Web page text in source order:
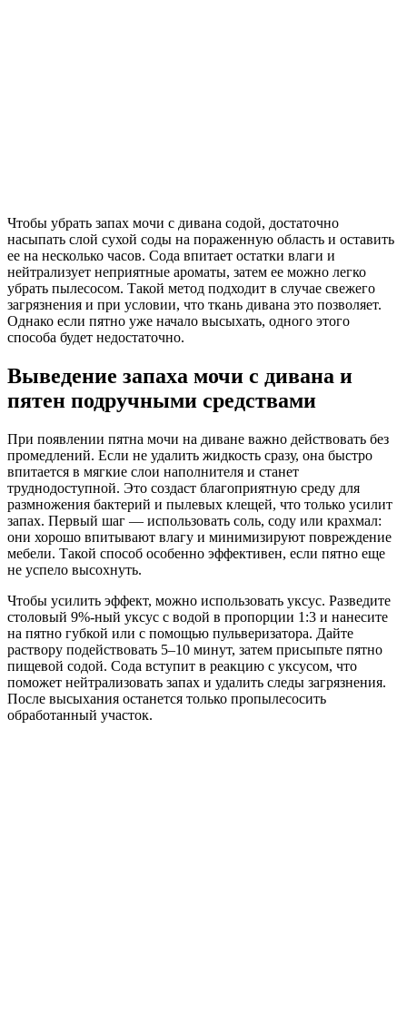
Чтобы убрать запах мочи с дивана содой, достаточно
насыпать слой сухой соды на пораженную область и оставить
ее на несколько часов. Сода впитает остатки влаги и
нейтрализует неприятные ароматы, затем ее можно легко
убрать пылесосом. Такой метод подходит в случае свежего
загрязнения и при условии, что ткань дивана это позволяет.
Однако если пятно уже начало высыхать, одного этого
способа будет недостаточно.
Выведение запаха мочи с дивана и
пятен подручными средствами
При появлении пятна мочи на диване важно действовать без
промедлений. Если не удалить жидкость сразу, она быстро
впитается в мягкие слои наполнителя и станет
труднодоступной. Это создаст благоприятную среду для
размножения бактерий и пылевых клещей, что только усилит
запах. Первый шаг — использовать соль, соду или крахмал:
они хорошо впитывают влагу и минимизируют повреждение
мебели. Такой способ особенно эффективен, если пятно еще
не успело высохнуть.
Чтобы усилить эффект, можно использовать уксус. Разведите
столовый 9%-ный уксус с водой в пропорции 1:3 и нанесите
на пятно губкой или с помощью пульверизатора. Дайте
раствору подействовать 5–10 минут, затем присыпьте пятно
пищевой содой. Сода вступит в реакцию с уксусом, что
поможет нейтрализовать запах и удалить следы загрязнения.
После высыхания останется только пропылесосить
обработанный участок.